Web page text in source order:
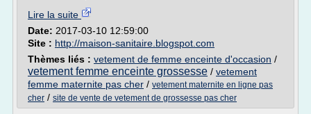
Lire la suite
Date: 2017-03-10 12:59:00
Site : http://maison-sanitaire.blogspot.com
Thèmes liés : vetement de femme enceinte d'occasion /
vetement femme enceinte grossesse / vetement
femme maternite pas cher / vetement maternite en ligne pas
cher / site de vente de vetement de grossesse pas cher